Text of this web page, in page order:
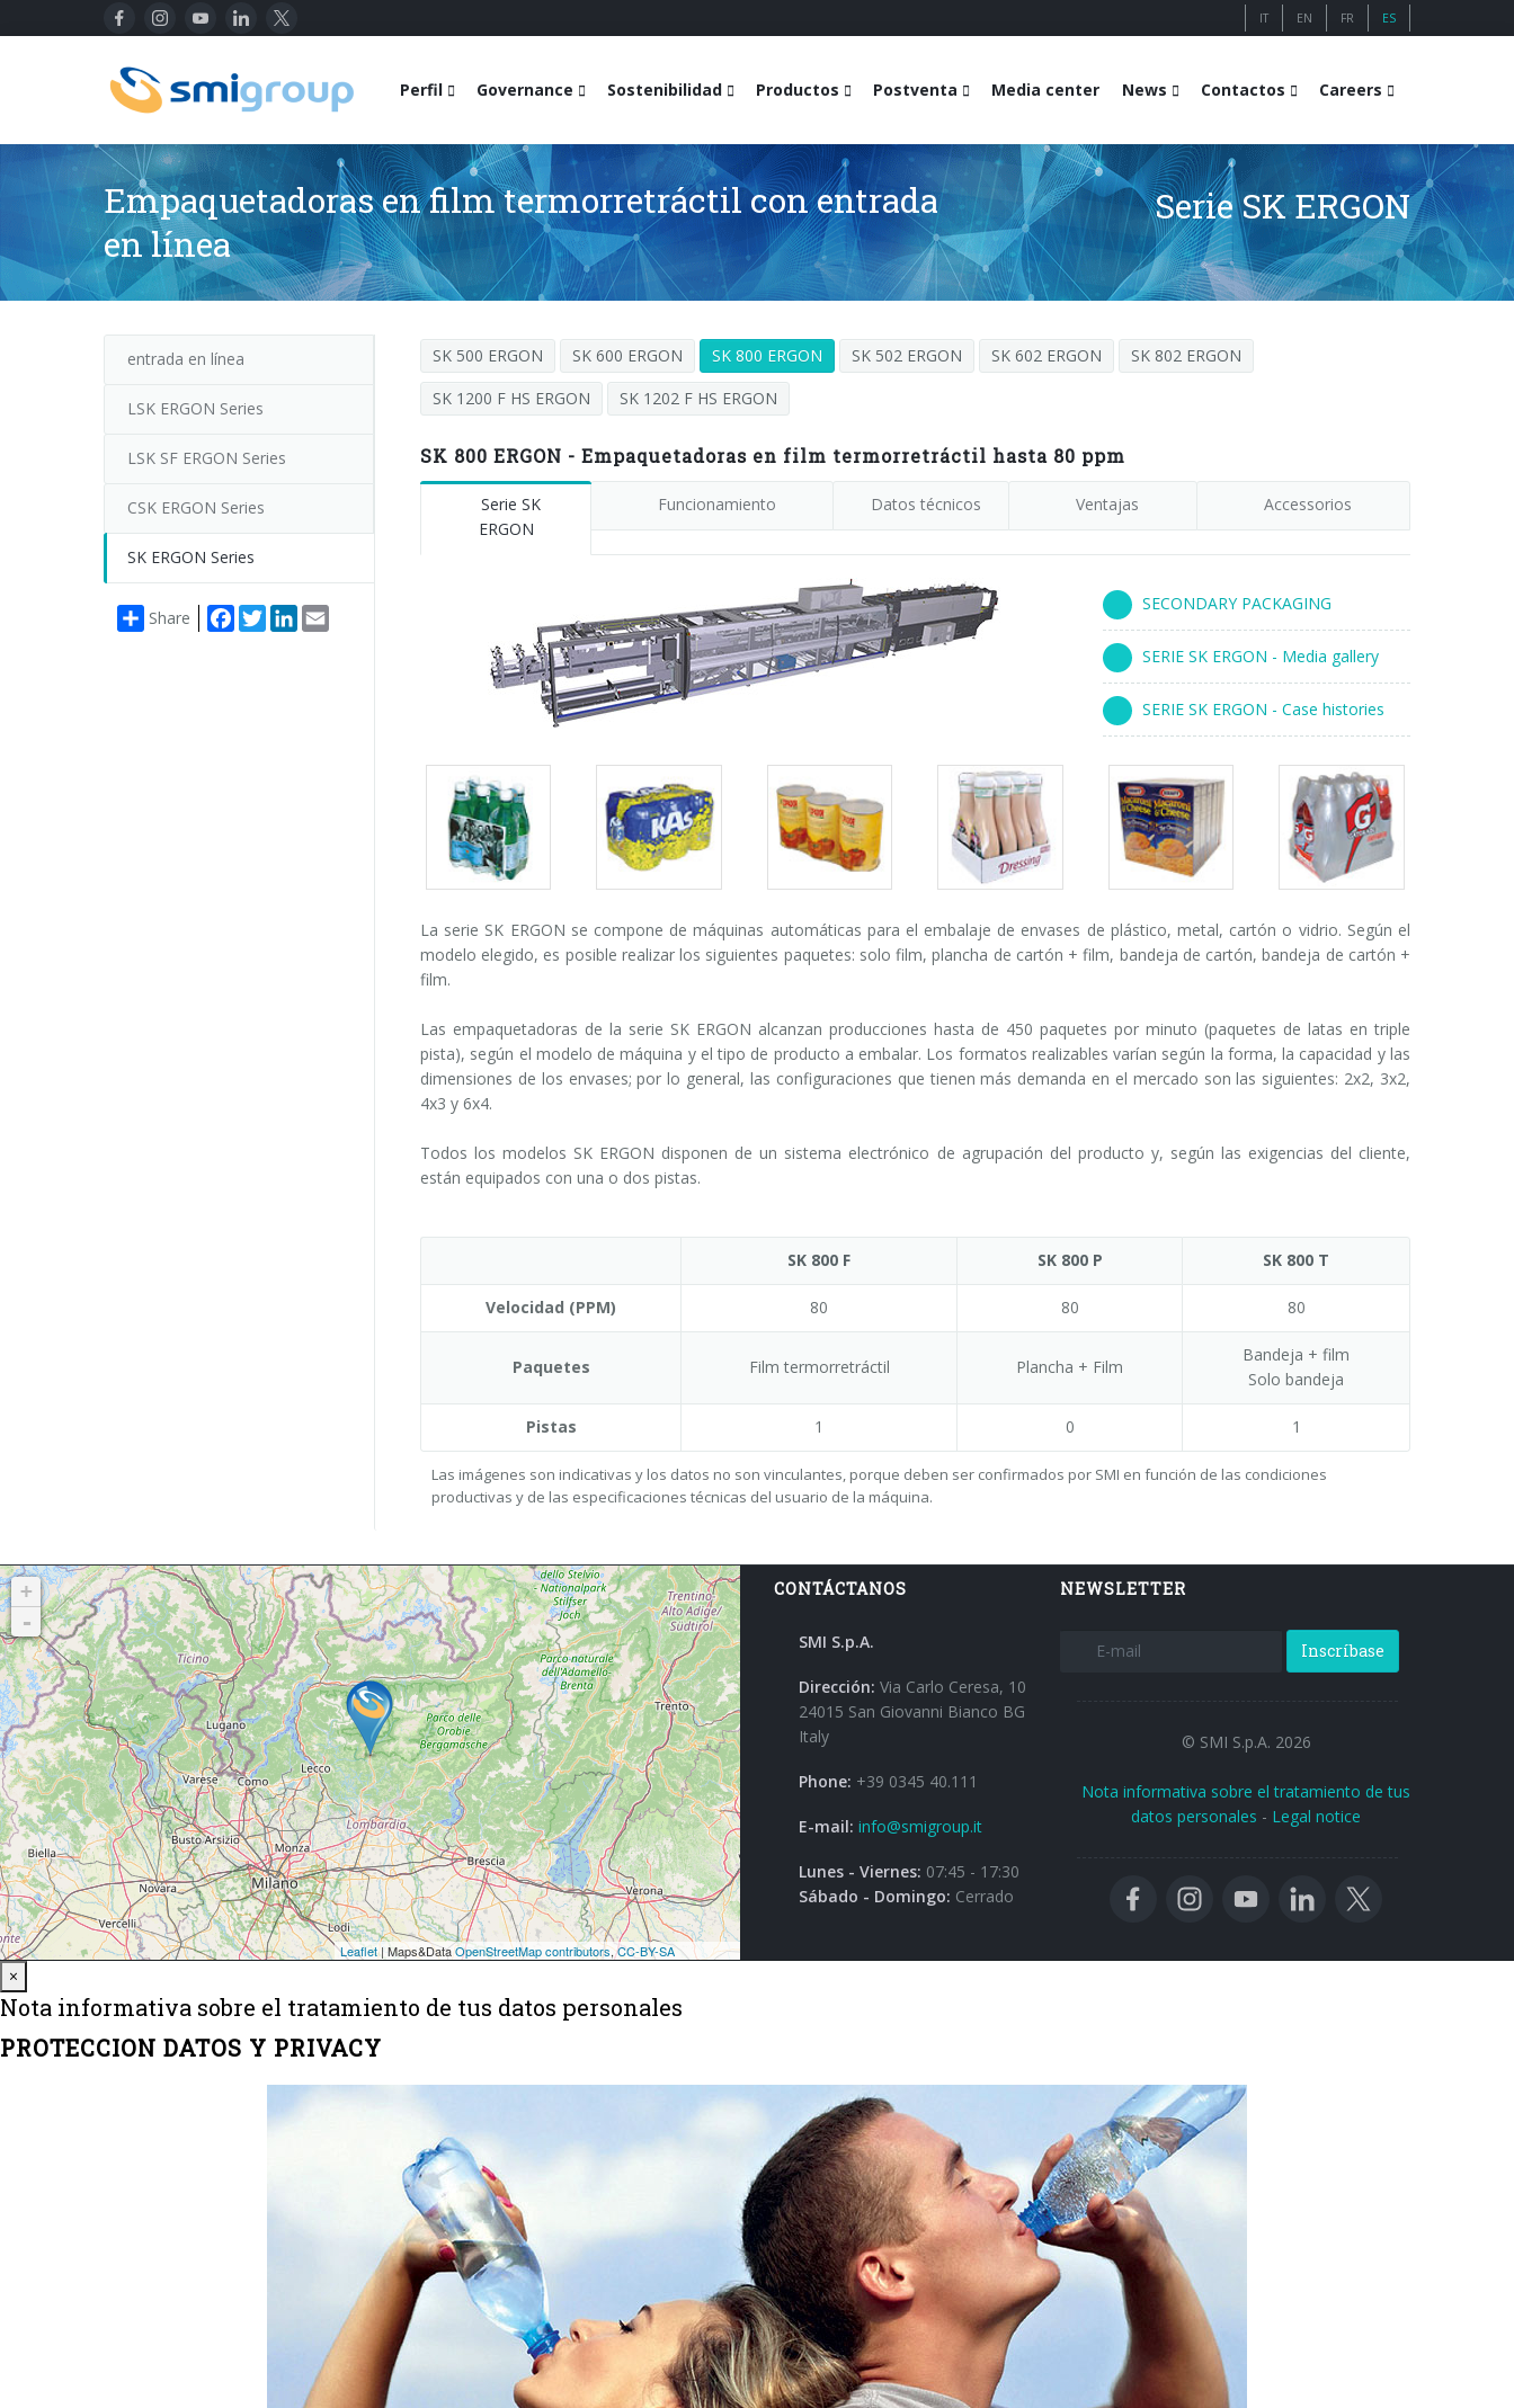
IT EN FR ES
Perfil Governance Sostenibilidad Productos Postventa Media center News Contactos Careers
Empaquetadoras en film termorretráctil con entrada
en línea
Serie SK ERGON
entrada en línea
LSK ERGON Series
LSK SF ERGON Series
CSK ERGON Series
SK ERGON Series
Share Facebook
TwitterLinkedIn
SK 500 ERGON SK 600 ERGON SK 800 ERGON SK 502 ERGON SK 602 ERGON
SK 802 ERGON
SK 1200 F HS ERGON
SK 1202 F HS ERGON
SK 800 ERGON - Empaquetadoras en film termorretráctil hasta 80 ppm
Serie SK
ERGON
Funcionamiento Datos técnicos Ventajas Accessorios
SECONDARY PACKAGING
SERIE SK ERGON - Media gallery
SERIE SK ERGON - Case histories
Packs
gallery
Packs
gallery
Packs
gallery
Packs
gallery
Packs
gallery
Packs
gallery
La serie SK ERGON se compone de máquinas automáticas para el embalaje de envases de plástico, metal, cartón o vidrio. Según el
modelo elegido, es posible realizar los siguientes paquetes: solo film, plancha de cartón + film, bandeja de cartón, bandeja de cartón +
film.
Las empaquetadoras de la serie SK ERGON alcanzan producciones hasta de 450 paquetes por minuto (paquetes de latas en triple
pista), según el modelo de máquina y el tipo de producto a embalar. Los formatos realizables varían según la forma, la capacidad y las
dimensiones de los envases; por lo general, las configuraciones que tienen más demanda en el mercado son las siguientes: 2x2, 3x2,
4x3 y 6x4.
Todos los modelos SK ERGON disponen de un sistema electrónico de agrupación del producto y, según las exigencias del cliente,
están equipados con una o dos pistas.
SK 800 F SK 800 P SK 800 T
Velocidad (PPM) 80 80 80
Paquetes Film termorretráctil Plancha + Film
Bandeja + film
Solo bandeja
Pistas 1 0 1
Las imágenes son indicativas y los datos no son vinculantes, porque deben ser confirmados por SMI en función de las condiciones
productivas y de las especificaciones técnicas del usuario de la máquina.
CONTÁCTANOS
SMI S.p.A.
Dirección: Via Carlo Ceresa, 10
24015 San Giovanni Bianco BG
Italy
Phone: +39 0345 40.111
E-mail: info@smigroup.it
Lunes - Viernes: 07:45 - 17:30
Sábado - Domingo: Cerrado
NEWSLETTER
Inscríbase
© SMI S.p.A. 2026
Nota informativa sobre el tratamiento de tus
datos personales - Legal notice
×
Nota informativa sobre el tratamiento de tus datos personales
PROTECCION DATOS Y PRIVACY